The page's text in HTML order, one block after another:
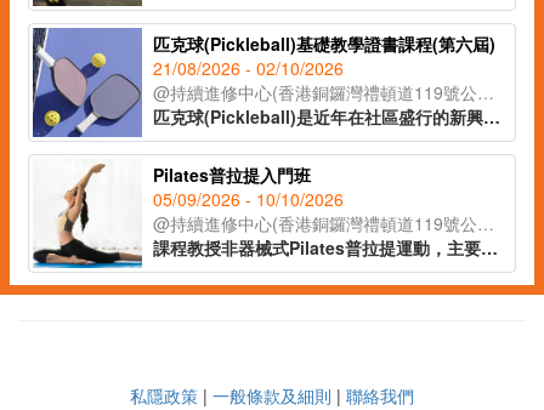
匹克球(Pickleball)基礎教學證書課程(第六屆)
21/08/2026 - 02/10/2026
@持續進修中心(香港銅鑼灣禮頓道119號公理堂大樓21-23樓)
匹克球(Pickleball)是近年在社區盛行的新興運動，其最大特點在於規則簡單、容易上手及撞擊性低，不論甚麼年齡、性別或運動程度的參加者，都能在短時間內體驗到運動樂趣。課程涵蓋匹克球理論與實務，包括場地及裝備選用、規則講解、風險管理及分齡教學法，並透過實務教學培養指導能力，逐步掌握新興運動於社區的推廣及發展技巧。
Pilates普拉提入門班
05/09/2026 - 10/10/2026
@持續進修中心(香港銅鑼灣禮頓道119號公理堂大樓21-23樓)
課程教授非器械式Pilates普拉提運動，主要以身體中央部位發力，即腹部、背部和臀部。普拉提練習可訓練到身體各深層肌肉群，令全身得到均衡的鍛鍊，有助減少腹部脂肪，同時改善都市人各種不良姿勢和紓緩肩、頸、背痛症。此課程教授普拉提基本動作及入門塑身練習，適合初學者報讀。
私隱政策 | 一般條款及細則 | 聯絡我們